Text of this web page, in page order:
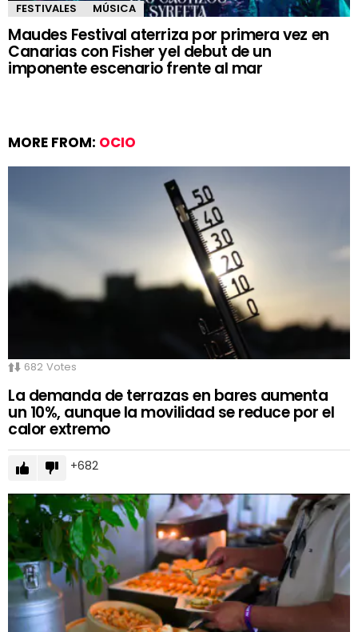
FESTIVALES MÚSICA
Maudes Festival aterriza por primera vez en
Canarias con Fisher yel debut de un
imponente escenario frente al mar
MORE FROM: OCIO
682 Votes
La demanda de terrazas en bares aumenta
un 10%, aunque la movilidad se reduce por el
calor extremo
682